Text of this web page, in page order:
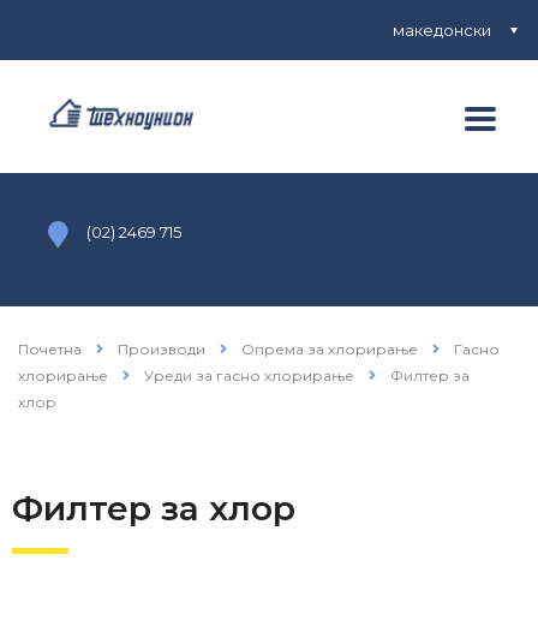
македонски
(02) 2469 715
Почетна Производи Опрема за хлорирање
Гасно
хлорирање
Уреди за гасно хлорирање
Филтер за
хлор
Филтер за хлор